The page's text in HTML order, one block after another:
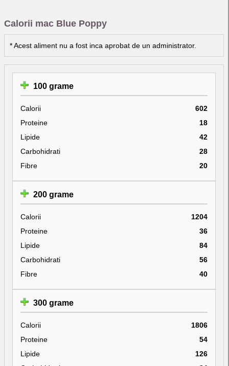
Calorii mac Blue Poppy
* Acest aliment nu a fost inca aprobat de un administrator.
100 grame
Calorii
602
Proteine
18
Lipide
42
Carbohidrati
28
Fibre
20
200 grame
Calorii
1204
Proteine
36
Lipide
84
Carbohidrati
56
Fibre
40
300 grame
Calorii
1806
Proteine
54
Lipide
126